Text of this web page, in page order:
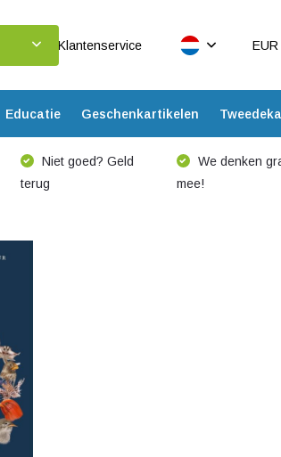
Klantenservice EUR
Educatie Geschenkartikelen
Niet goed? Geld
terug
We denken
mee!